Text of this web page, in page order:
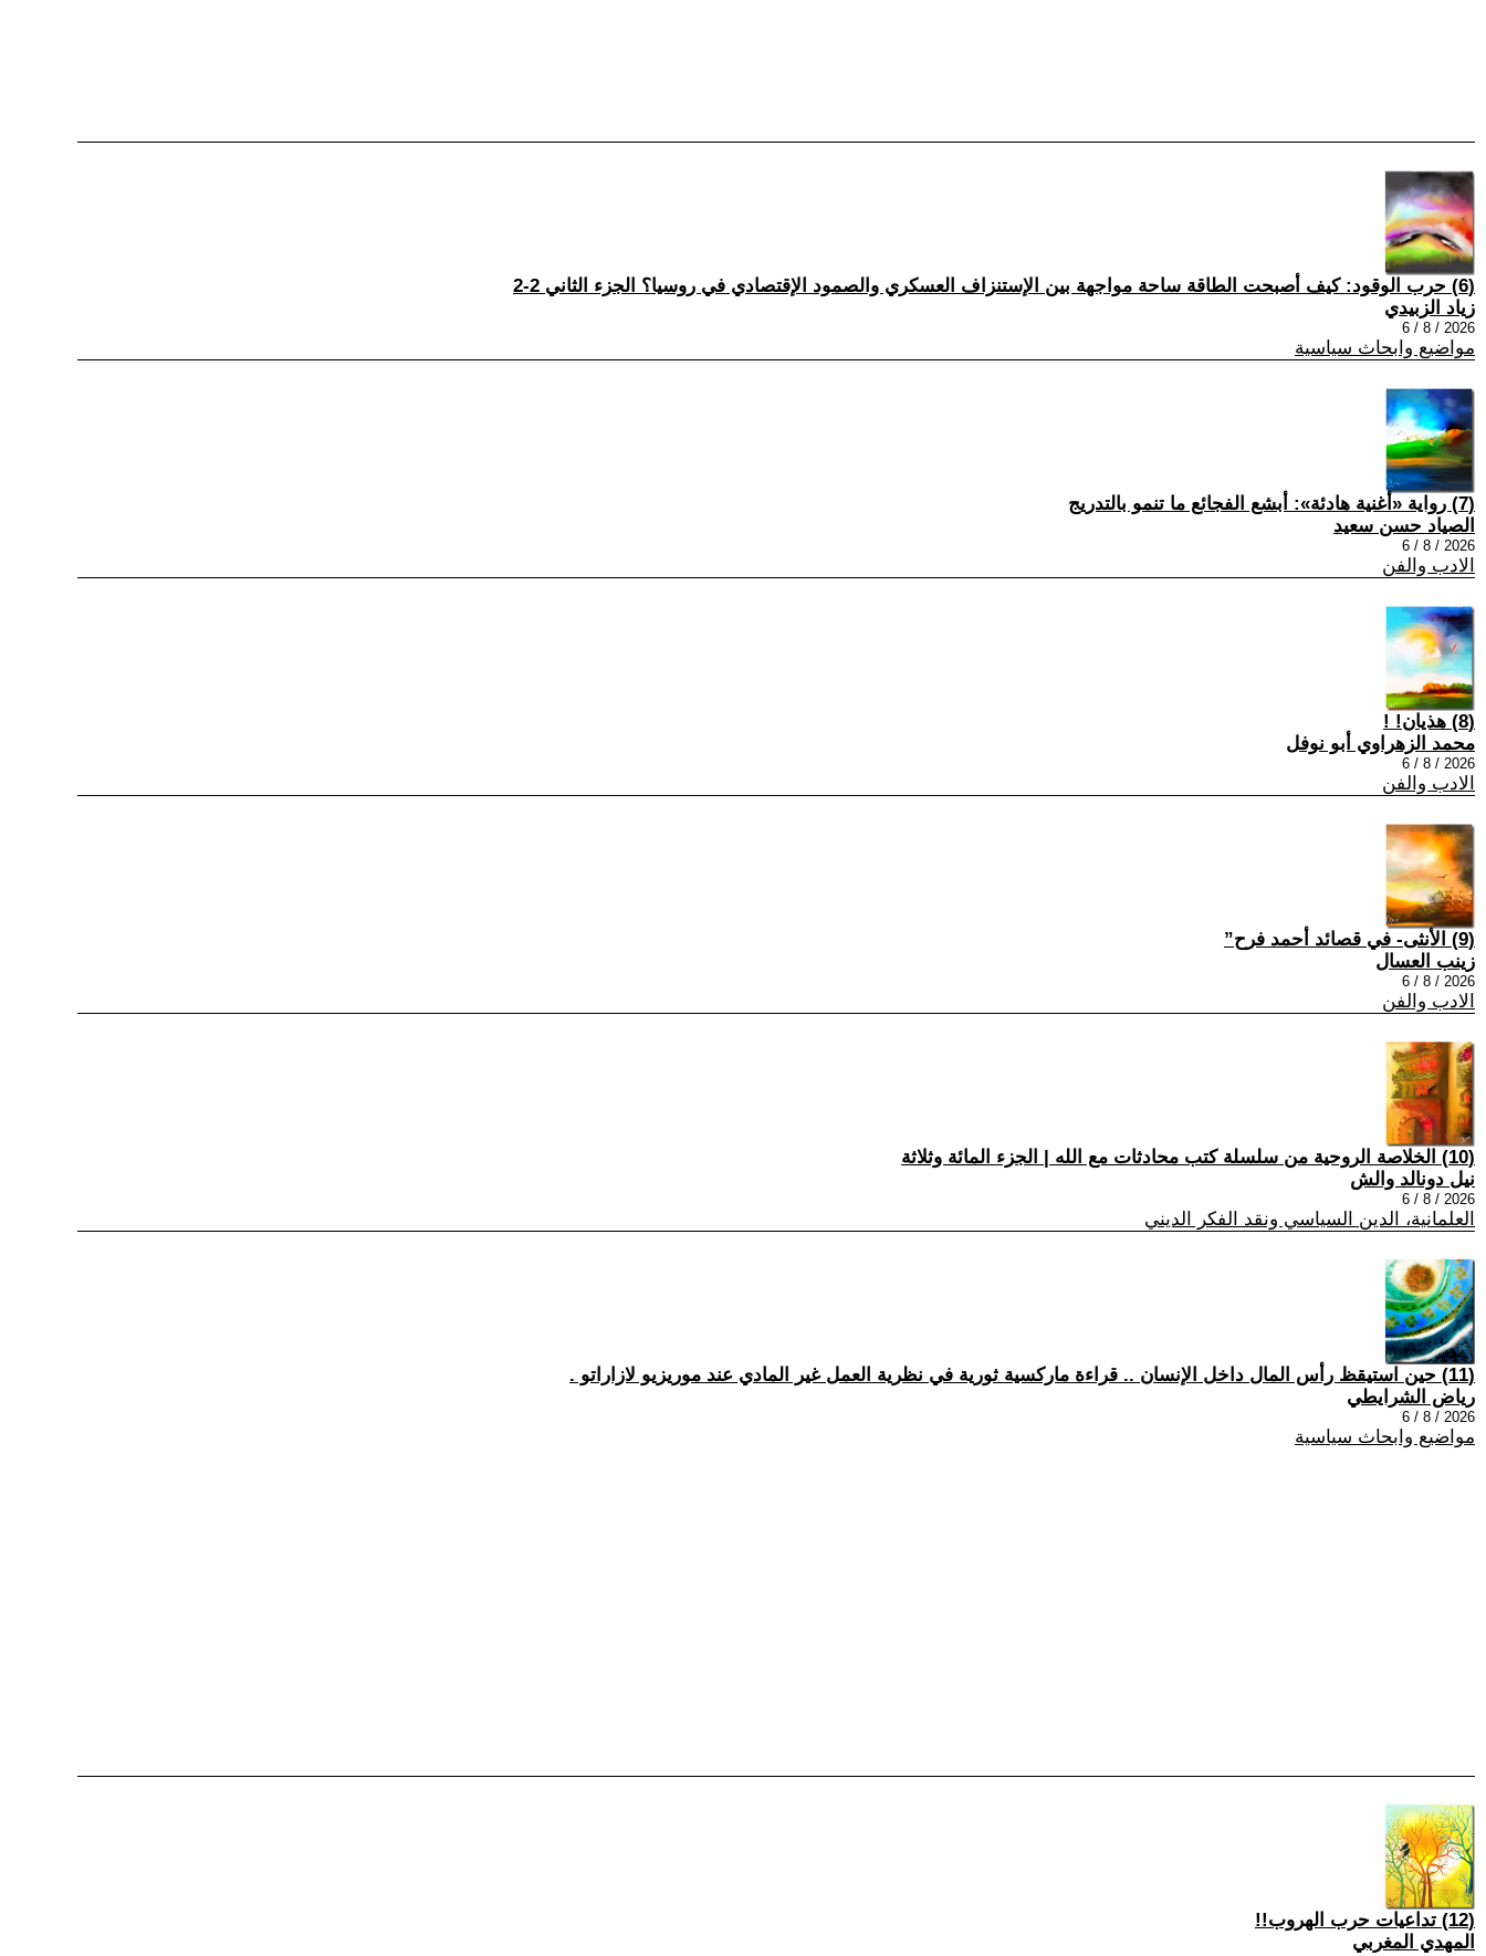
(6) حرب الوقود: كيف أصبحت الطاقة ساحة مواجهة بين الإستنزاف العسكري والصمود الإقتصادي في روسيا؟ الجزء الثاني 2-2
زياد الزبيدي
2026 / 8 / 6
مواضيع وابحاث سياسية
(7) رواية «أغنية هادئة»: أبشع الفجائع ما تنمو بالتدريج
الصياد حسن سعيد
2026 / 8 / 6
الادب والفن
(8) هذيان! !
محمد الزهراوي أبو نوفل
2026 / 8 / 6
الادب والفن
(9) الأنثى- في قصائد أحمد فرح”
زينب العسال
2026 / 8 / 6
الادب والفن
(10) الخلاصة الروحية من سلسلة كتب محادثات مع الله | الجزء المائة وثلاثة
نيل دونالد والش
2026 / 8 / 6
العلمانية، الدين السياسي ونقد الفكر الديني
(11) حين استيقظ رأس المال داخل الإنسان .. قراءة ماركسية ثورية في نظرية العمل غير المادي عند موريزيو لازاراتو .
رياض الشرايطي
2026 / 8 / 6
مواضيع وابحاث سياسية
(12) تداعيات حرب الهروب!!
المهدي المغربي